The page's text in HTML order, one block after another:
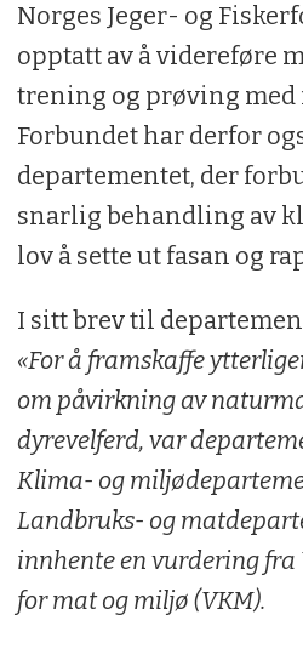
Norges Jeger- og
opptatt av å videreføre
trening og prøving med
Forbundet har derfor
departementet, der
snarlig behandling av
lov å sette ut fasan og
I sitt brev til
«For å framskaffe
om påvirkning av
dyrevelferd, var
Klima- og
Landbruks- og
innhente en vurdering
for mat og miljø (VKM).